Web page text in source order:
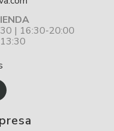
| 16:30-20:00